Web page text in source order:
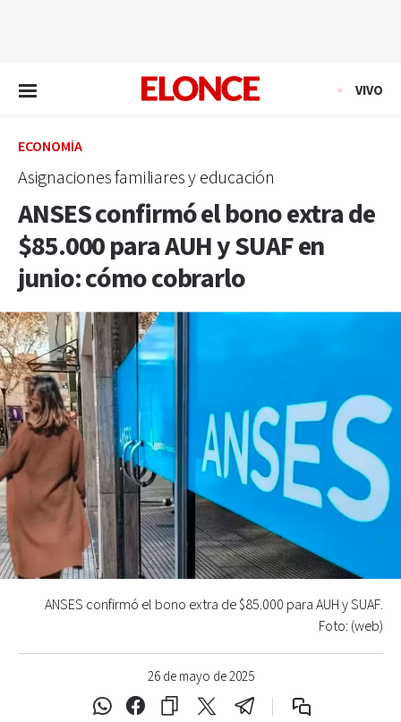
VIVO
ECONOMÍA
Asignaciones familiares y educación
ANSES confirmó el bono extra de
$85.000 para AUH y SUAF en
junio: cómo cobrarlo
26 de mayo de 2025
ANSES confirmó el bono extra de $85.000 para AUH y SUAF.
Foto: (web)